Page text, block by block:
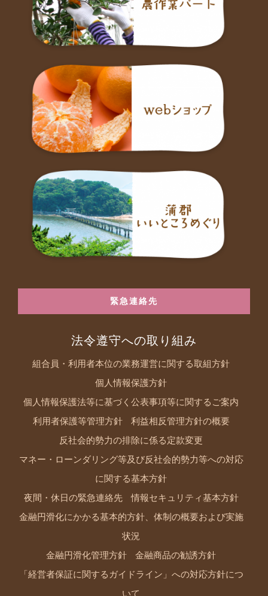
緊急連絡先
法令遵守への取り組み
組合員・利用者本位の業務運営に関する取組方針
個人情報保護方針
個人情報保護法等に基づく公表事項等に関するご案内
利用者保護等管理方針 利益相反管理方針の概要
反社会的勢力の排除に係る定款変更
マネー・ローンダリング等及び反社会的勢力等への対応
に関する基本方針
夜間・休日の緊急連絡先 情報セキュリティ基本方針
金融円滑化にかかる基本的方針、体制の概要および実施
状況
金融円滑化管理方針 金融商品の勧誘方針
「経営者保証に関するガイドライン」への対応方針につ
いて